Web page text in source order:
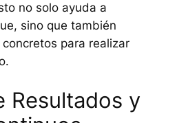
no solo ayuda a
sino que también
para realizar
Resultados y